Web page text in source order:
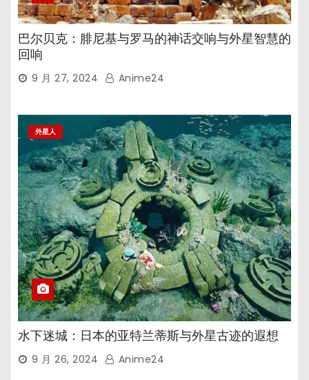
巴尔贝克：腓尼基与罗马的神话交响与外星智慧的
回响
9 月 27, 2024 Anime24
外星人
水下迷城：日本的亚特兰蒂斯与外星古迹的遐想
9 月 26, 2024 Anime24